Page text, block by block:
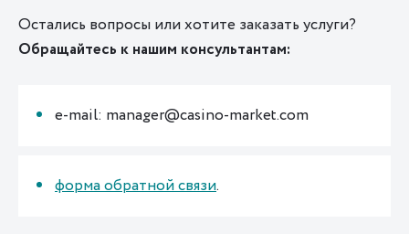
Остались вопросы или хотите заказать услуги?
Обращайтесь к нашим консультантам:
e-mail: manager@casino-market.com
форма обратной связи.